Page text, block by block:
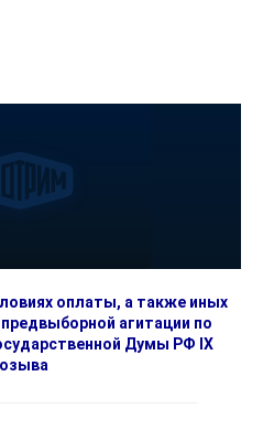
оплаты, а также иных
агитации по
Думы РФ IX